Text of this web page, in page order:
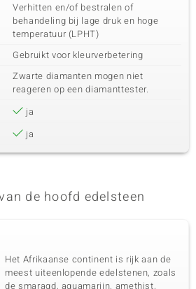
Verhitten en/of bestralen of
behandeling bij lage druk en hoge
temperatuur (LPHT)
Gebruikt voor kleurverbetering
Zwarte diamanten mogen niet
reageren op een diamanttester.
ja
ja
de hoofd edelsteen
Het Afrikaanse continent is rijk aan de
meest uiteenlopende edelstenen, zoals
de smaragd, aquamarijn, amethist,